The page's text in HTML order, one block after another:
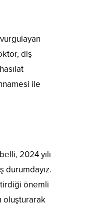
diş
ile
2024 yılı
durumdayız.
önemli
oluşturarak